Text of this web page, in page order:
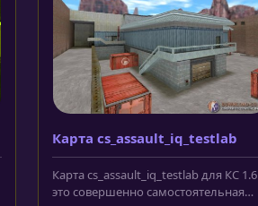
Карта cs_assault_iq_testlab
Карта cs_assault_iq_testlab для КС 1.6
это совершенно самостоятельная